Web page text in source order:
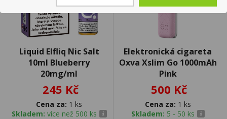
Liquid Elfliq Nic Salt
10ml Blueberry
20mg/ml
245 Kč
Cena za: 1 ks
Skladem: více než 500 ks
Elektronická cigareta
Oxva Xslim Go 1000mAh
Pink
500 Kč
Cena za: 1 ks
Skladem: 5 - 50 ks